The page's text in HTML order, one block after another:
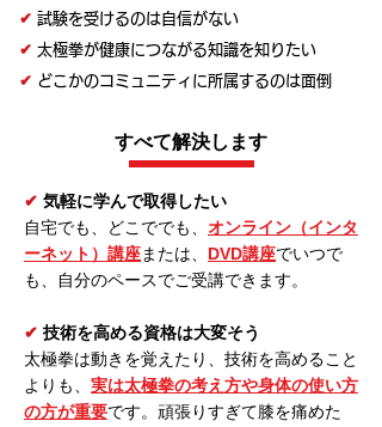
✔︎ 試験を受けるのは自信がない
✔︎ 太極拳が健康につながる知識を知りたい
✔︎ どこかのコミュニティに所属するのは面倒
すべて解決します
✔︎ 気軽に学んで取得したい
自宅でも、どこででも、 オンライン（インタ
ーネット）講座または、 DVD講座でいつで
も、自分のペースでご受講できます。
✔︎ 技術を高める資格は大変そう
太極拳は動きを覚えたり、技術を高めること
よりも、 実は太極拳の考え方や身体の使い方
の方が重要です。頑張りすぎて膝を痛めた